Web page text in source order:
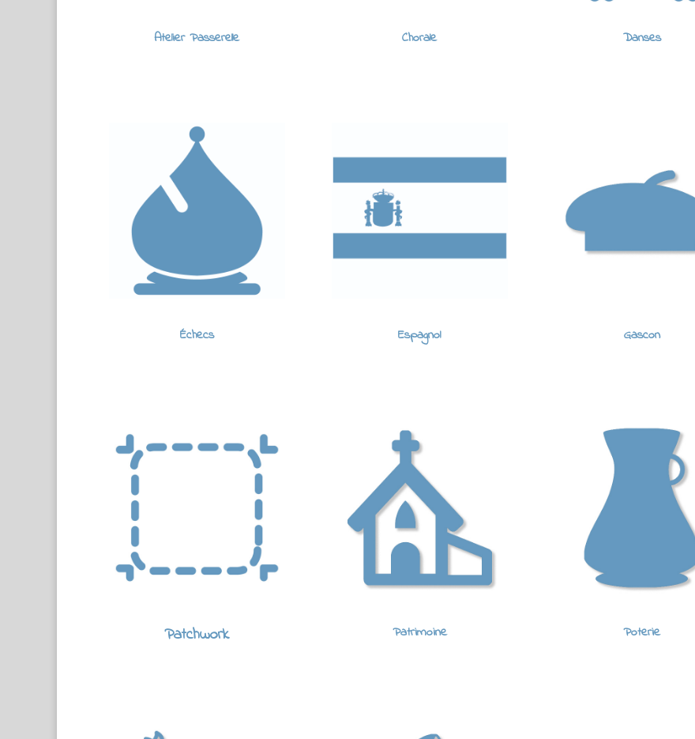
Atelier Passerelle Chorale Danses
Échecs Espagnol Gascon
Patchwork Patrimoine Poterie